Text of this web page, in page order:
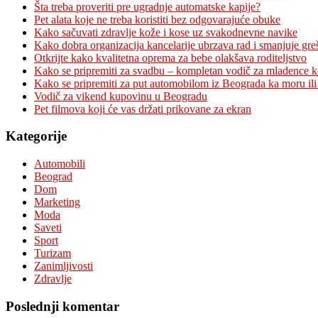
Šta treba proveriti pre ugradnje automatske kapije?
Pet alata koje ne treba koristiti bez odgovarajuće obuke
Kako sačuvati zdravlje kože i kose uz svakodnevne navike
Kako dobra organizacija kancelarije ubrzava rad i smanjuje
Otkrijte kako kvalitetna oprema za bebe olakšava roditeljstvo
Kako se pripremiti za svadbu – kompletan vodič za mladence
Kako se pripremiti za put automobilom iz Beograda ka moru
Vodič za vikend kupovinu u Beogradu
Pet filmova koji će vas držati prikovane za ekran
Kategorije
Automobili
Beograd
Dom
Marketing
Moda
Saveti
Sport
Turizam
Zanimljivosti
Zdravlje
Poslednji komentar